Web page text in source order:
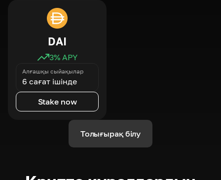
DAI
3% APY
Алғашқы сыйақылар
6 сағат ішінде
Stake now
Толығырақ білу